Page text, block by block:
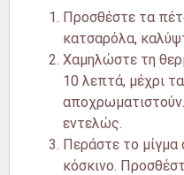
Προσθέστε τα
κατσαρόλα,
Χαμηλώστε τη
10 λεπτά, μέχρι
εντελώς.
Περάστε το μίγμα
κόσκινο.